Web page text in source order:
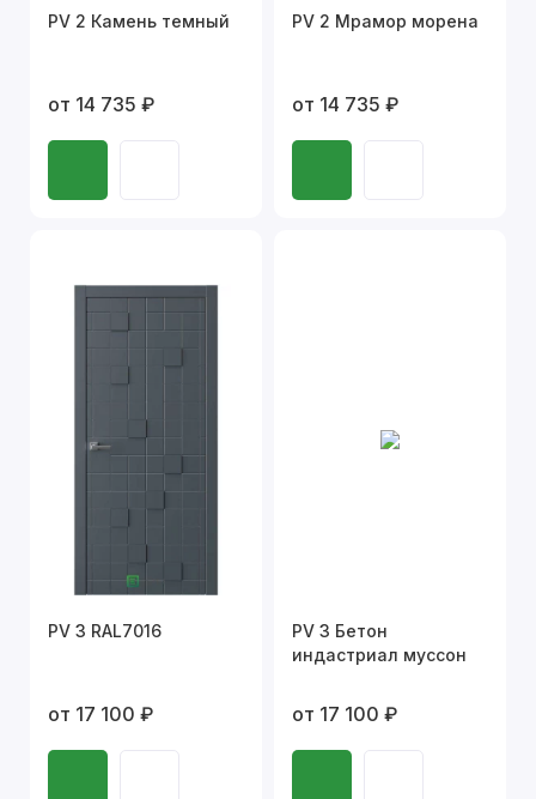
PV 2 Камень темный
от 14 735 ₽
PV 2 Мрамор морена
от 14 735 ₽
PV 3 RAL7016
от 17 100 ₽
PV 3 Бетон
индастриал муссон
от 17 100 ₽